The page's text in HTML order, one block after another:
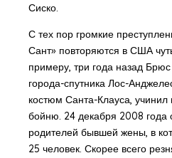
Сиско.
С тех пор громкие
Сант» повторяются в США
примеру, три года назад
города-спутника Лос-
костюм Санта-Клауса, учинил
бойню. 24 декабря 2008 года
родителей бывшей жены, в
25 человек. Скорее всего